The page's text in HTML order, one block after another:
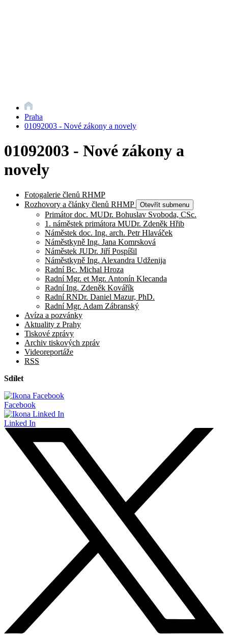
Praha
01092003 - Nové zákony a novely
01092003 - Nové zákony a
novely
Fotogalerie členů RHMP
Rozhovory a články členů RHMP
Otevřít submenu
Primátor doc. MUDr. Bohuslav Svoboda, CSc.
1. náměstek primátora MUDr. Zdeněk Hřib
Náměstek doc. Ing. arch. Petr Hlaváček
Náměstkyně Ing. Jana Komrsková
Náměstek JUDr. Jiří Pospíšil
Náměstkyně Ing. Alexandra Udženija
Radní Bc. Michal Hroza
Radní Mgr. et Mgr. Antonín Klecanda
Radní Ing. Zdeněk Kovářík
Radní RNDr. Daniel Mazur, PhD.
Radní Mgr. Adam Zábranský
Avíza a pozvánky
Aktuality z Prahy
Tiskové zprávy
Archiv tiskových zpráv
Videoreportáže
RSS
Sdílet
Facebook
Linked In